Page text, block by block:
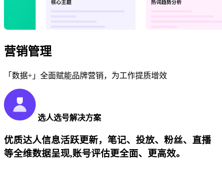
营销管理
「数据+」全面赋能品牌营销，为工作提质增效
选人选号解决方案
优质达人信息活跃更新，笔记、投放、粉丝、直播
等全维数据呈现,账号评估更全面、更高效。